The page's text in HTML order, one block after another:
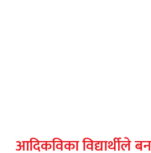
आदिकविका विद्यार्थीले